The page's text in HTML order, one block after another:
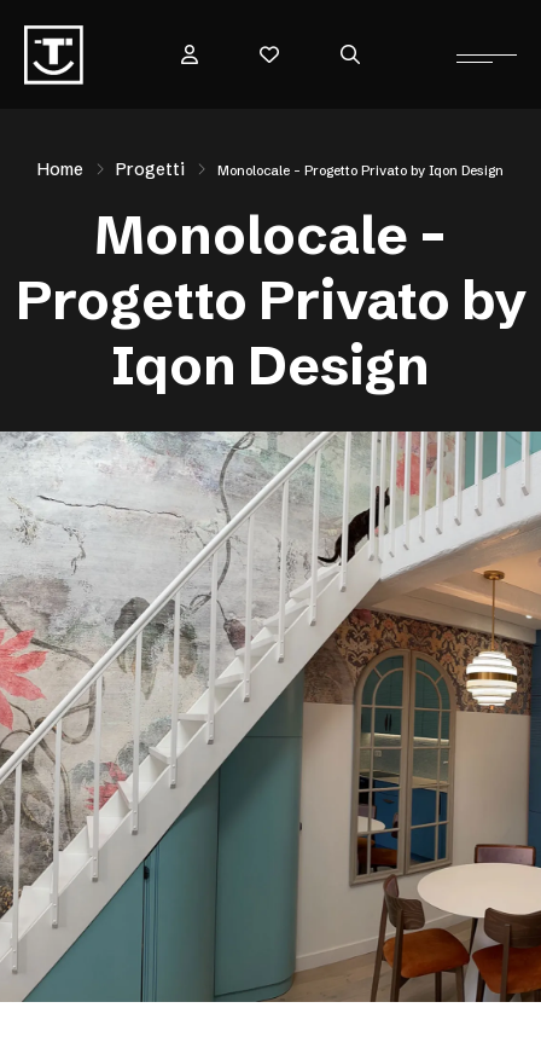
Home Progetti Monolocale – Progetto Privato by Iqon Design
Monolocale –
Progetto Privato by
Iqon Design